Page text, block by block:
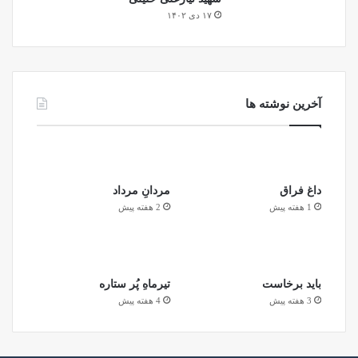
۱۷ دی ۱۴۰۲
آخرین نوشته ها
داغ فراق
1 هفته پیش
مردانِ مرداد
2 هفته پیش
باید برخاست
3 هفته پیش
تیرماهِ پُر ستاره
4 هفته پیش